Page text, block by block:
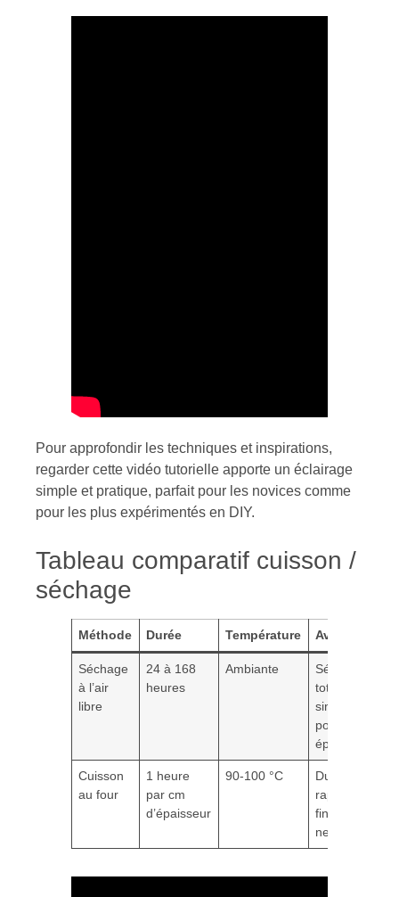
Pour approfondir les techniques et inspirations,
regarder cette vidéo tutorielle apporte un éclairage
simple et pratique, parfait pour les novices comme
pour les plus expérimentés en DIY.
Tableau comparatif cuisson /
séchage
Méthode Durée Température Avantages
Séchage
à l’air
libre
24 à 168
heures
Ambiante
Sécurité
totale,
simple, bon
pour objets
épais
Cuisson
au four
1 heure
par cm
d’épaisseur
90-100 °C
Durcissement
rapide,
finitions plus
nettes